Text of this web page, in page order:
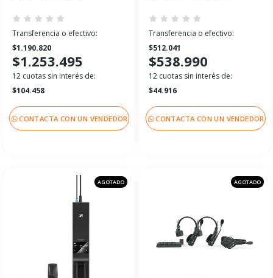
Transferencia o efectivo:
$1.190.820
$1.253.495
12 cuotas sin interés de:
$104.458
CONTACTA CON UN VENDEDOR
Transferencia o efectivo:
$512.041
$538.990
12 cuotas sin interés de:
$44.916
CONTACTA CON UN VENDEDOR
AGOTADO AGOTADO